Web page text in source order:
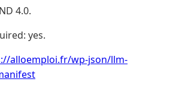
4.0.
yes.
alloemploi.fr/wp-json/llm-